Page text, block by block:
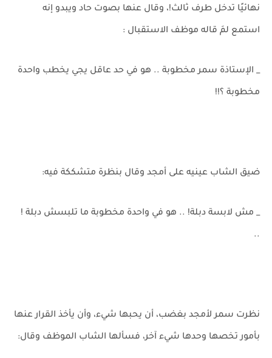
نهائيًا تدخل طرف ثالث!، وقال عنها بصوت حاد ويبدو إنه
استمع لمَ قاله موظف الاستقبال :
_ الإستاذة سمر مخطوبة .. هو في حد عاقل يجي يخطب واحدة
مخطوبة ؟!!
ضيق الشاب عينيه على أمجد وقال بنظرة متشككة فيه:
_ مش لابسة دبلة! .. هو في واحدة مخطوبة ما تلبسش دبلة !
..
نظرت سمر لأمجد بغضب، أن يحبها شيء، وأن يأخذ القرار عنها
بأمور تخصها وحدها شيء آخر، فسألها الشاب الموظف وقال: